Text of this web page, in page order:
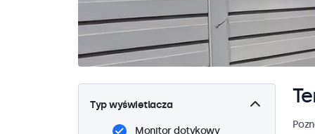
Typ wyświetlacza
Monitor dotykowy